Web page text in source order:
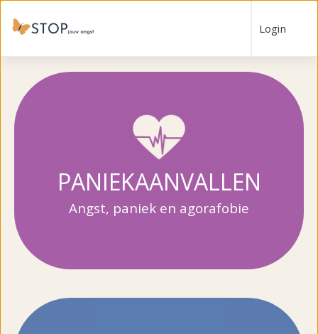
Login
PANIEKAANVALLEN
Angst, paniek en agorafobie